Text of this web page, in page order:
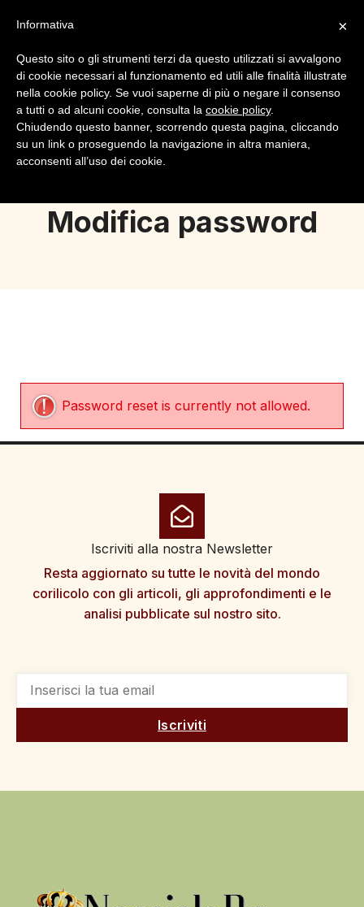
Login Registrazione
Modifica password
Password reset is currently not allowed.
Iscriviti alla nostra Newsletter
Resta aggiornato su tutte le novità del mondo
corilicolo con gli articoli, gli approfondimenti e le
analisi pubblicate sul nostro sito.
Iscriviti
×
Informativa
Questo sito o gli strumenti terzi da questo utilizzati si avvalgono
di cookie necessari al funzionamento ed utili alle finalità illustrate
nella cookie policy. Se vuoi saperne di più o negare il consenso
a tutti o ad alcuni cookie, consulta la cookie policy.
Chiudendo questo banner, scorrendo questa pagina, cliccando
su un link o proseguendo la navigazione in altra maniera,
acconsenti all’uso dei cookie.